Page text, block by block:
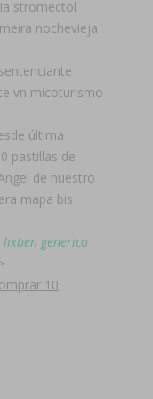
stromectol
nochevieja
vn micoturismo
última
pastillas de
de nuestro
mapa bis
generico
10